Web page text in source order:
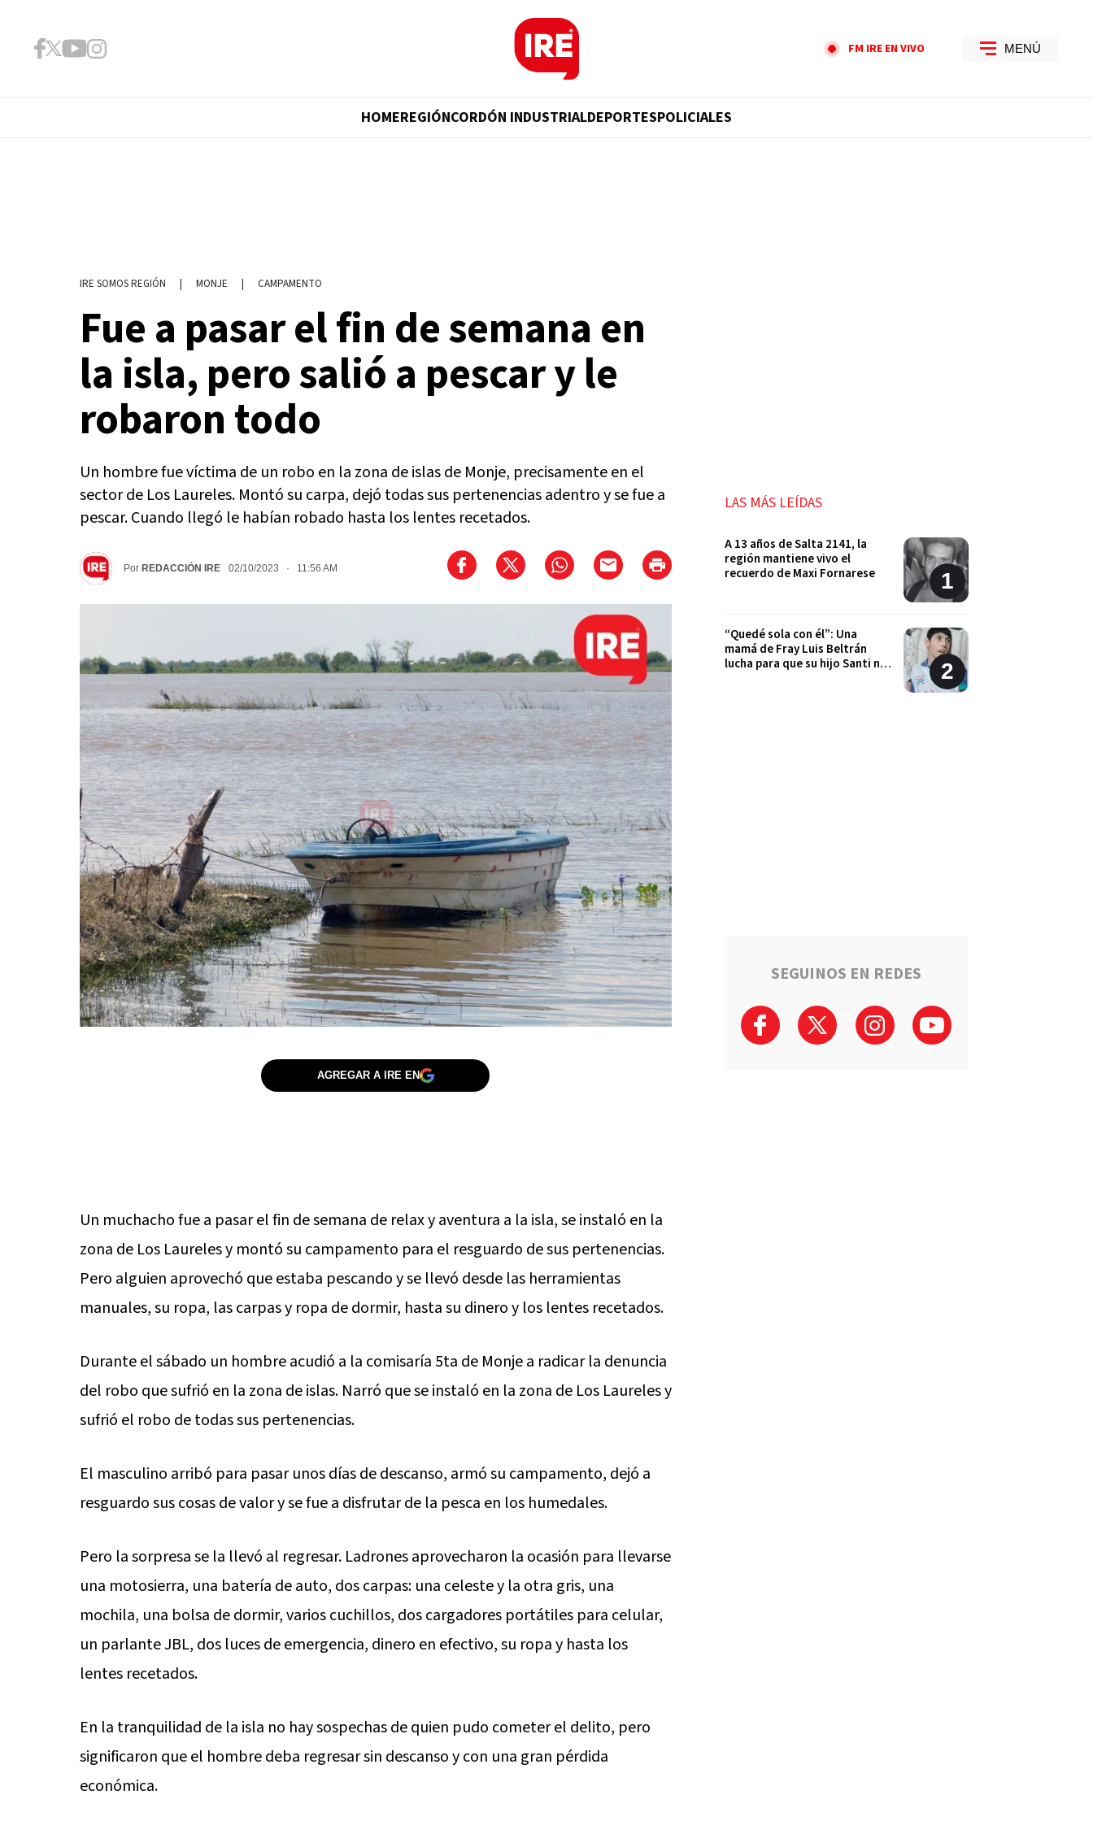
FM IRE EN VIVO MENÚ
HOMEREGIÓNCORDÓN INDUSTRIALDEPORTESPOLICIALES
IRE SOMOS REGIÓN | MONJE | CAMPAMENTO
Fue a pasar el fin de semana en
la isla, pero salió a pescar y le
robaron todo
Un hombre fue víctima de un robo en la zona de islas de Monje, precisamente en el
sector de Los Laureles. Montó su carpa, dejó todas sus pertenencias adentro y se fue a
pescar. Cuando llegó le habían robado hasta los lentes recetados.
Por REDACCIÓN IRE 02/10/2023 · 11:56 AM
AGREGAR A IRE EN
Un muchacho fue a pasar el fin de semana de relax y aventura a la isla, se instaló en la
zona de Los Laureles y montó su campamento para el resguardo de sus pertenencias.
Pero alguien aprovechó que estaba pescando y se llevó desde las herramientas
manuales, su ropa, las carpas y ropa de dormir, hasta su dinero y los lentes recetados.
Durante el sábado un hombre acudió a la comisaría 5ta de Monje a radicar la denuncia
del robo que sufrió en la zona de islas. Narró que se instaló en la zona de Los Laureles y
sufrió el robo de todas sus pertenencias.
El masculino arribó para pasar unos días de descanso, armó su campamento, dejó a
resguardo sus cosas de valor y se fue a disfrutar de la pesca en los humedales.
Pero la sorpresa se la llevó al regresar. Ladrones aprovecharon la ocasión para llevarse
una motosierra, una batería de auto, dos carpas: una celeste y la otra gris, una
mochila, una bolsa de dormir, varios cuchillos, dos cargadores portátiles para celular,
un parlante JBL, dos luces de emergencia, dinero en efectivo, su ropa y hasta los
lentes recetados.
En la tranquilidad de la isla no hay sospechas de quien pudo cometer el delito, pero
significaron que el hombre deba regresar sin descanso y con una gran pérdida
económica.
LAS MÁS LEÍDAS
A 13 años de Salta 2141, la
región mantiene vivo el
recuerdo de Maxi Fornarese
“Quedé sola con él”: Una
mamá de Fray Luis Beltrán
lucha para que su hijo Santi no
SEGUINOS EN REDES